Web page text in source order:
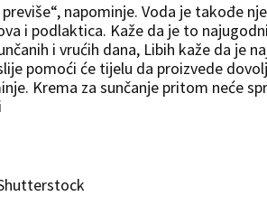
napominje. Voda je takođe
i podlaktica. Kaže da je to
i vrućih dana, Libih kaže da je
pomoći će tijelu da proizvede
Krema za sunčanje pritom neće